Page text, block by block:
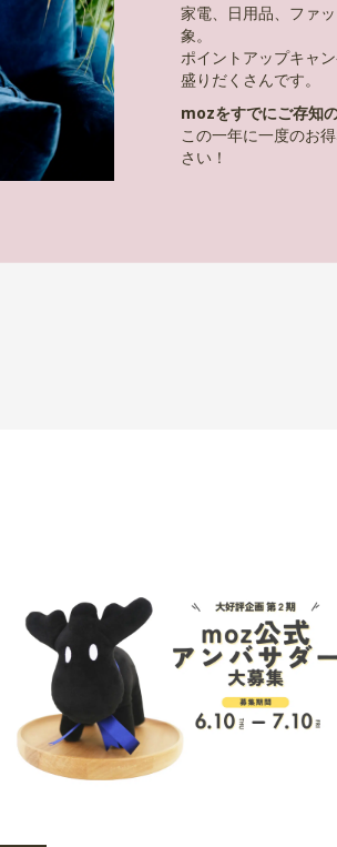
家電、日用品、ファ
象。
ポイントアップキャ
盛りだくさんです。
mozをすでにご存知
この一年に一度のお
さい！